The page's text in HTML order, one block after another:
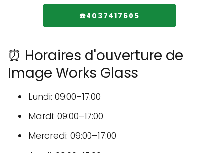
☎️4037417605
⏰ Horaires d'ouverture de
Image Works Glass
Lundi: 09:00–17:00
Mardi: 09:00–17:00
Mercredi: 09:00–17:00